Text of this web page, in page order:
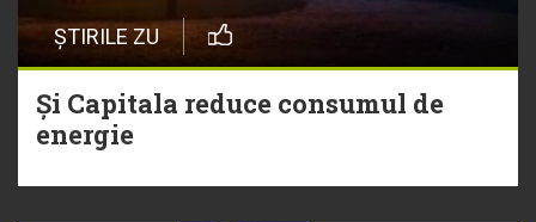
ȘTIRILE ZU
Și Capitala reduce consumul de
energie